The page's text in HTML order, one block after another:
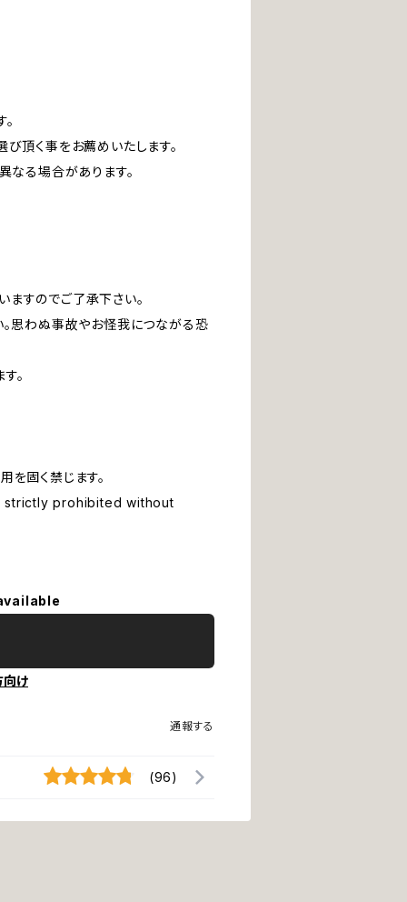
頂く事をお薦めいたします。
なる場合があります。
すのでご了承下さい。
。思わぬ事故やお怪我につながる恐
。
固く禁じます。
prohibited without
向け
通報する
(96)